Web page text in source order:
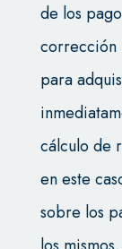
de los
corrección
para
cálculo de
en este
sobre los